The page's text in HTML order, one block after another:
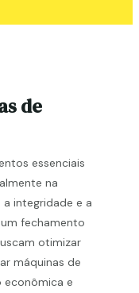
de
essenciais
na
integridade e a
fechamento
otimizar
máquinas de
econômica e